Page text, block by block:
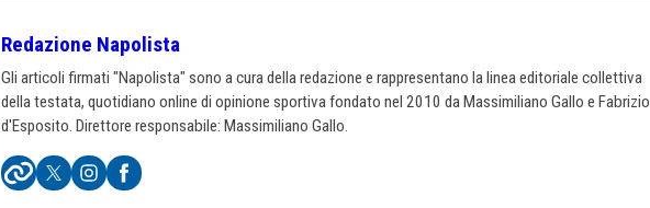
Redazione Napolista
Gli articoli firmati "Napolista" sono a cura della redazione e rappresentano la linea editoriale collettiva
della testata, quotidiano online di opinione sportiva fondato nel 2010 da Massimiliano Gallo e Fabrizio
d'Esposito. Direttore responsabile: Massimiliano Gallo.